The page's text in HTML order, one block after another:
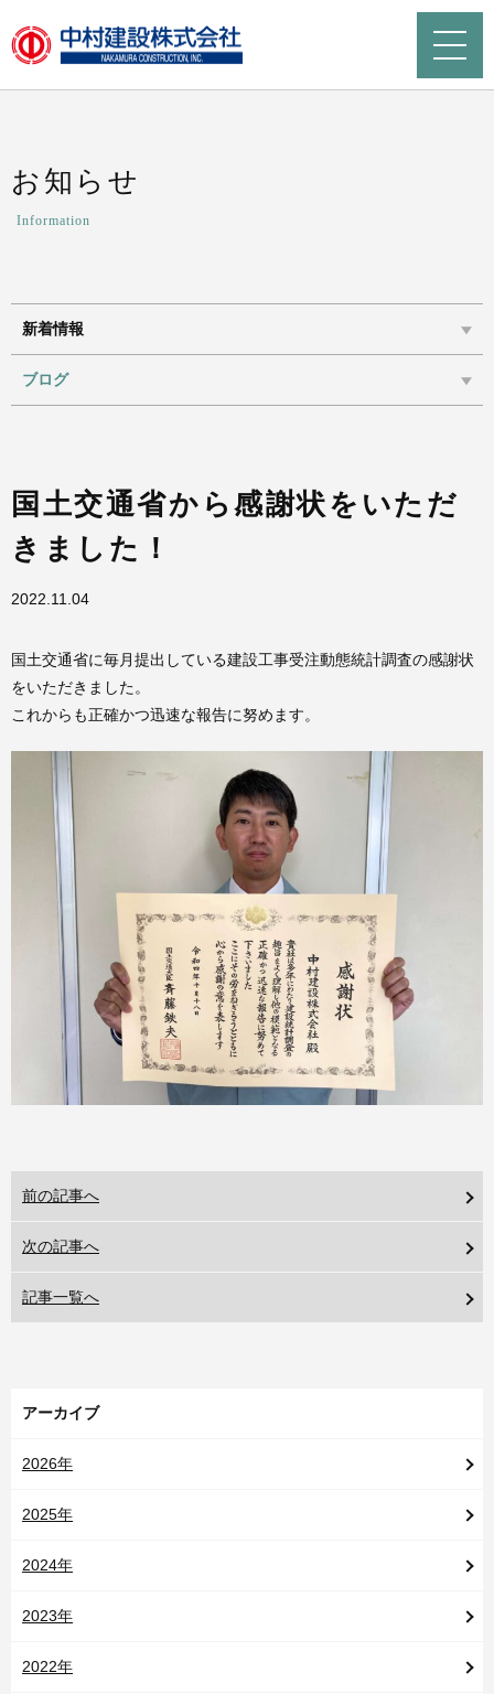
お知らせ
Information
新着情報
ブログ
国土交通省から感謝状をいただ
きました！
2022.11.04
国土交通省に毎月提出している建設工事受注動態統計調査の感謝状
をいただきました。
これからも正確かつ迅速な報告に努めます。
前の記事へ
次の記事へ
記事一覧へ
アーカイブ
2026年
2025年
2024年
2023年
2022年